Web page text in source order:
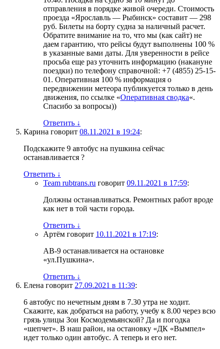
отправления в порядке живой очереди. Стоимость
проезда «Ярославль — Рыбинск» составит — 298
руб. Билеты на борту судна за наличный расчет.
Обратите внимание на то, что мы (как сайт) не
даем гарантию, что рейсы будут выполнены 100 %
в указанные вами даты. Для уверенности в рейсе
просьба еще раз уточнить информацию (накануне
поездки) по телефону справочной: +7 (4855) 25-15-
01. Оперативная 100 % информация о
передвижении метеора публикуется только в день
движения, по ссылке «Оперативная сводка«.
Спасибо за вопросы))
Ответить ↓
Карина говорит 08.11.2021 в 19:24:
Подскажите 9 автобус на пушкина сейчас
останавливается ?
Ответить ↓
Team rubtrans.ru говорит 09.11.2021 в 17:59:
Должны останавливаться. Ремонтных работ вроде
как нет в той части города.
Ответить ↓
Артём говорит 10.11.2021 в 17:19:
АВ-9 останавливается на остановке
«ул.Пушкина».
Ответить ↓
Елена говорит 27.09.2021 в 11:39:
6 автобус по нечетным дням в 7.30 утра не ходит.
Скажите, как добраться на работу, учебу к 8.00 через всю
грязь улицы Зои Космодемьянской? Да и погодка
«шепчет». В наш район, на остановку «ДК «Вымпел»
идет только один автобус. А теперь и его нет.